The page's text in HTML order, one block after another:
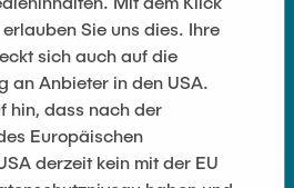
Sie uns dies. Ihre
sich auch auf die
an Anbieter in den USA.
hin, dass nach der
Europäischen
derzeit kein mit der EU